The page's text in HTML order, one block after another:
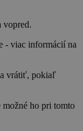
vopred.
- viac informácií na
vrátiť, pokiaľ
ho pri tomto